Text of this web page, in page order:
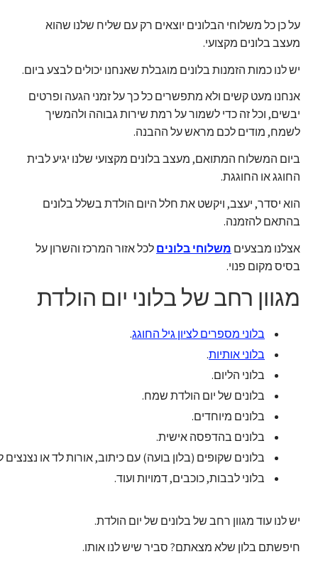
על כן כל משלוחי הבלונים יוצאים רק עם שליח שלנו שהוא
מעצב בלונים מקצועי.
יש לנו כמות הזמנות בלונים מוגבלת שאנחנו יכולים לבצע ביום.
אנחנו מעט קשים ולא מתפשרים כל כך על זמני הגעה ופרטים
יבשים, וכל זה כדי לשמור על רמת שירות גבוהה ולהמשיך
לשמח, מודים לכם מראש על ההבנה.
ביום המשלוח המתואם, מעצב בלונים מקצועי שלנו יגיע לבית
החוגג או החוגגת.
הוא יסדר, יעצב, ויקשט את חלל היום הולדת בשלל בלונים
בהתאם להזמנה.
אצלנו מבצעים משלוחי בלונים לכל אזור המרכז והשרון על
בסיס מקום פנוי.
מגוון רחב של בלוני יום הולדת
בלוני מספרים לציון גיל החוגג.
בלוני אותיות.
בלוני הליום.
בלונים של יום הולדת שמח.
בלונים מיוחדים.
בלונים בהדפסה אישית.
בלונים שקופים (בלון בועה) עם כיתוב, אורות לד או
בלוני לבבות, כוכבים, דמויות ועוד.
יש לנו עוד מגוון רחב של בלונים של יום הולדת.
חיפשתם בלון שלא מצאתם? סביר שיש לנו אותו.